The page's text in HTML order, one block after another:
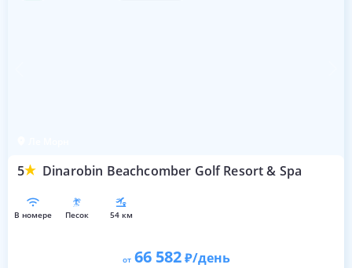
5 Dinarobin Beachcomber Golf Resort & Spa
в номере песок 54 км
от 66 582 /день